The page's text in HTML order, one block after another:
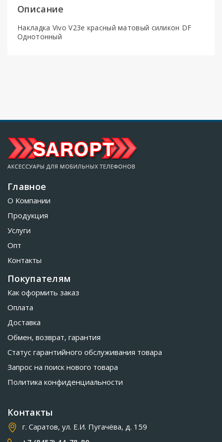
Описание
Накладка Vivo V23e красный матовый силикон DF
Однотонный
Главное
О Компании
Продукция
Услуги
Опт
Контакты
Покупателям
Как оформить заказ
Оплата
Доставка
Обмен, возврат, гарантия
Статус гарантийного обслуживания товара
Запрос на поиск нового товара
Политика конфиденциальности
Контакты
г. Саратов, ул. Е.И. Пугачёва, д. 159